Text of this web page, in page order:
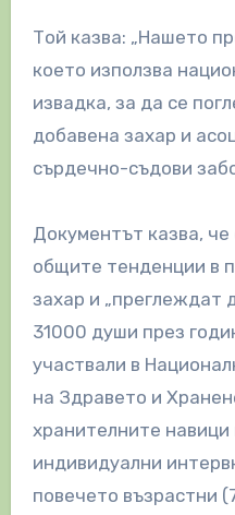
Той казва: „Нашето
което използва
извадка, за да се
добавена захар и
сърдечно-съдови
Документът казва,
общите тенденции в
захар и „преглеждат
31000 души през
участвали в
на Здравето и
хранителните навици
индивидуални
повечето възрастни